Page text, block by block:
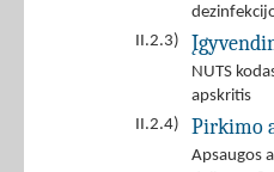
II.2.3)
NUTS
apskritis
II.2.4)
Pirkimo
Apsaugos